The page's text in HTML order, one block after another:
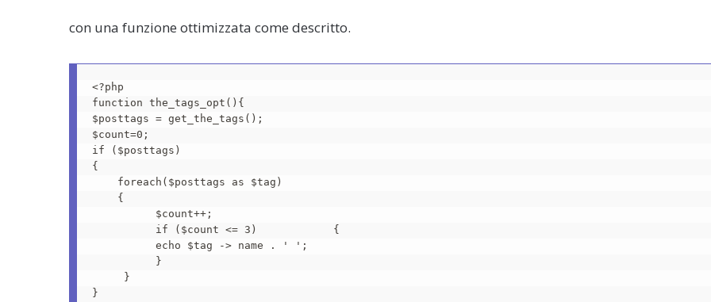
con una funzione ottimizzata come descritto.
<?php
function the_tags_opt(){
$posttags = get_the_tags();
$count=0;
if ($posttags)
{
    foreach($posttags as $tag)
    {
          $count++;
          if ($count <= 3)            {
          echo $tag -> name . ' ';
          }
     }
}